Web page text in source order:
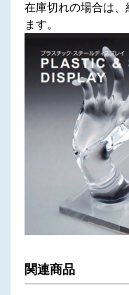
在庫切れの場合は、
ます。
関連商品